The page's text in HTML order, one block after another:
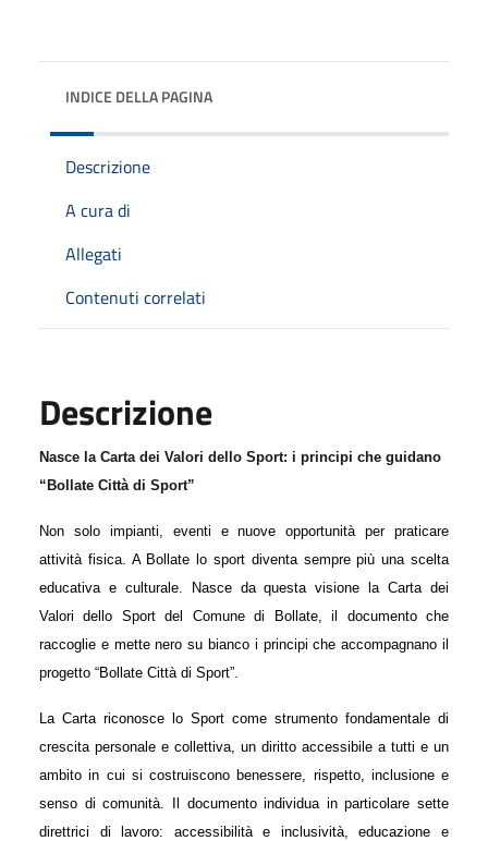
INDICE DELLA PAGINA
Descrizione
A cura di
Allegati
Contenuti correlati
Descrizione
Nasce la Carta dei Valori dello Sport: i principi che guidano
“Bollate Città di Sport”
Non solo impianti, eventi e nuove opportunità per praticare
attività fisica. A Bollate lo sport diventa sempre più una scelta
educativa e culturale. Nasce da questa visione la Carta dei
Valori dello Sport del Comune di Bollate, il documento che
raccoglie e mette nero su bianco i principi che accompagnano il
progetto “Bollate Città di Sport”
La Carta riconosce lo Sport come strumento fondamentale di
crescita personale e collettiva , un diritto accessibile a tutti e un
ambito in cui si costruiscono benessere, rispetto, inclusione e
senso di comunità. Il documento individua in particolare sette
direttrici di lavoro:
accessibilità e inclusività,
educazione e